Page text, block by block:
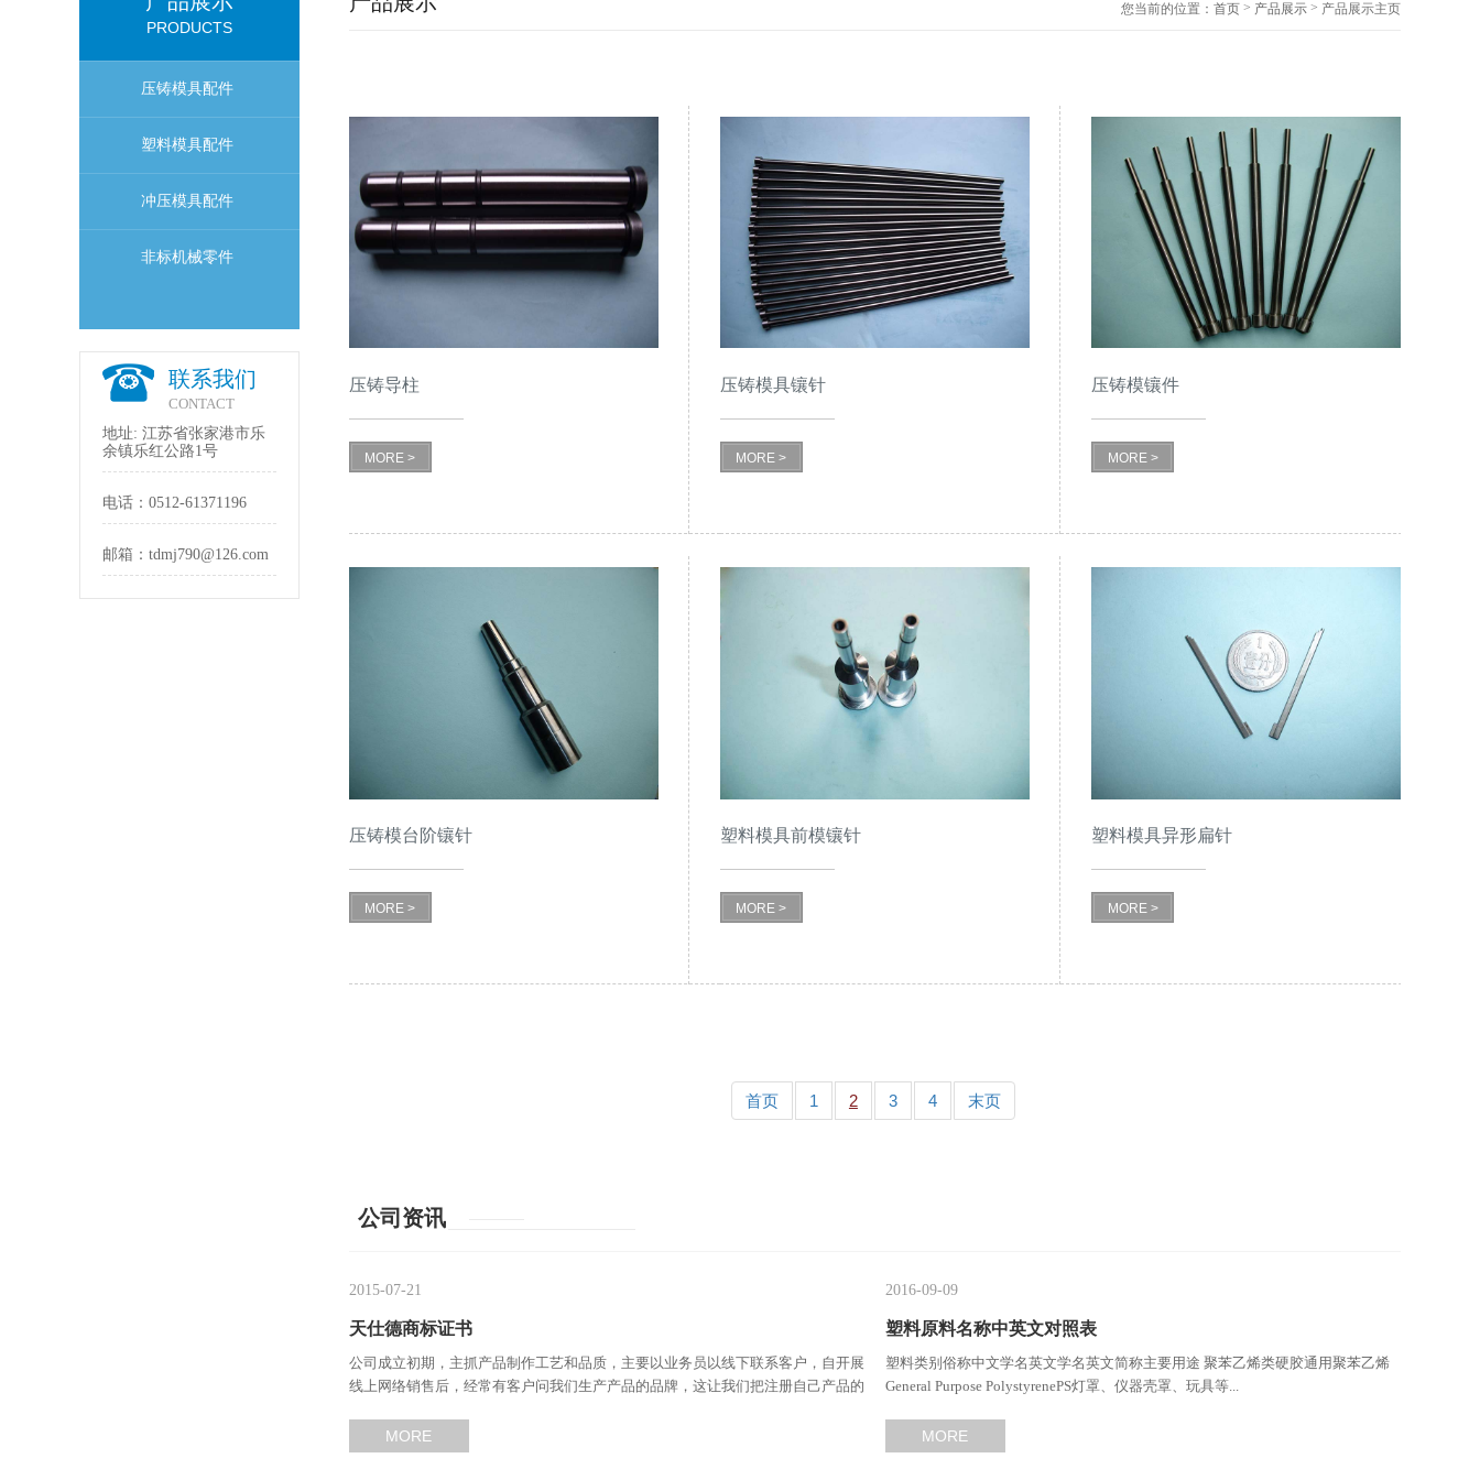
PRODUCTS
压铸模具配件
塑料模具配件
冲压模具配件
非标机械零件
联系我们
CONTACT
地址: 江苏省张家港市乐
余镇乐红公路1号
电话： 0512-61371196
邮箱： tdmj790@126.com
您当前的位置： 首页 > 产品展示 > 产品展示主页
压铸导柱
MORE >
压铸模具镶针
MORE >
压铸模镶件
MORE >
压铸模台阶镶针
MORE >
塑料模具前模镶针
MORE >
塑料模具异形扁针
MORE >
首页 1 2 3 4 末页
公司资讯
2015-07-21
天仕德商标证书
公司成立初期，主抓产品制作工艺和品质，主要以业务员以线下联系客户，自开展
线上网络销售后，经常有客户问我们生产产品的品牌，这让我们把注册自己产品的
MORE
2016-09-09
塑料原料名称中英文对照表
塑料类别俗称中文学名英文学名英文简称主要用途 聚苯乙烯类硬胶通用聚苯乙烯
General Purpose PolystyrenePS灯罩、仪器壳罩、玩具等...
MORE